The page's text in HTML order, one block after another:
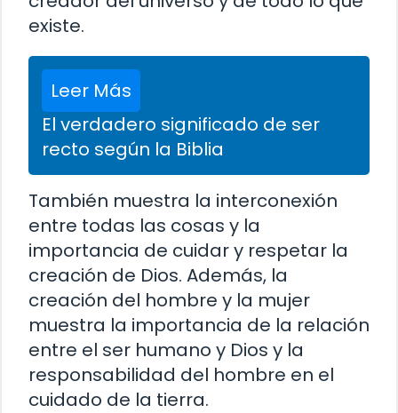
existe.
Leer Más
El verdadero significado de ser
recto según la Biblia
También muestra la interconexión
entre todas las cosas y la
importancia de cuidar y respetar la
creación de Dios. Además, la
creación del hombre y la mujer
muestra la importancia de la relación
entre el ser humano y Dios y la
responsabilidad del hombre en el
cuidado de la tierra.